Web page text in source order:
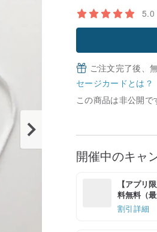
5.0
ご注文完了後、
セージカードとは？
この商品は非公開で
開催中のキャ
【アプリ
料無料（
割引詳細